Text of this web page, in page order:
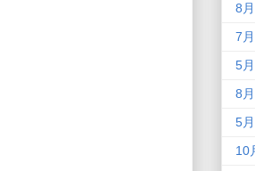
8
7
5
8
5
10